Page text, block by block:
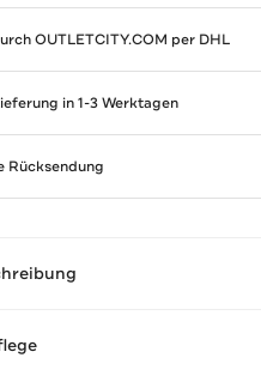
OUTLETCITY.COM per DHL
in 1-3 Werktagen
Rücksendung